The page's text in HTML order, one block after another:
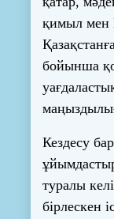
қимыл мен
бойынша
Кездесу
туралы
бірлескен